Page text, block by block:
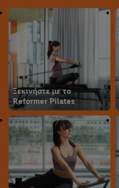
Ξεκινήστε με το
Reformer Pilates